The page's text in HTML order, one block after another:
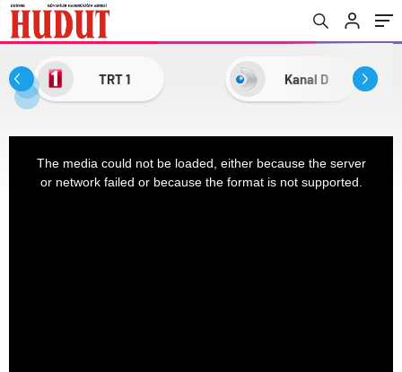
TRT 1 Kanal D
The media could not be loaded, either because the server
or network failed or because the format is not supported.